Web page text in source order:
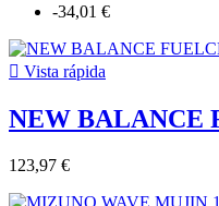
-34,01 €
 Vista rápida
NEW BALANCE
123,97 €